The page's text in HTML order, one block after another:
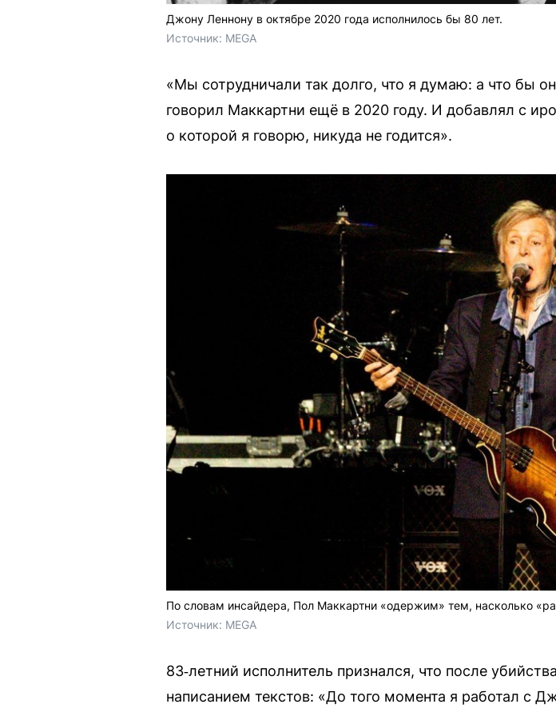
Джону Леннону в октябре 2020 года исполнилось бы 80 лет.
Источник: MEGA
«Мы сотрудничали так долго, что я думаю: а что бы
говорил Маккартни ещё в 2020 году. И добавлял с
о которой я говорю, никуда не годится».
По словам инсайдера, Пол Маккартни «одержим» тем, насколько
Источник: MEGA
83‑летний исполнитель признался, что после
написанием текстов: «До того момента я работал